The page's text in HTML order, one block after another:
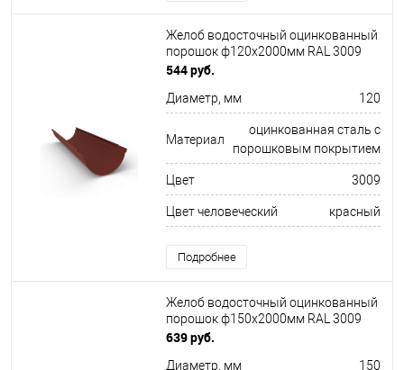
Желоб водосточный оцинкованный
порошок ф120х2000мм RAL 3009
544 руб.
Диаметр, мм 120
Материал
оцинкованная сталь с
порошковым покрытием
Цвет 3009
Цвет человеческий красный
Подробнее
Желоб водосточный оцинкованный
порошок ф150х2000мм RAL 3009
639 руб.
Диаметр, мм 150